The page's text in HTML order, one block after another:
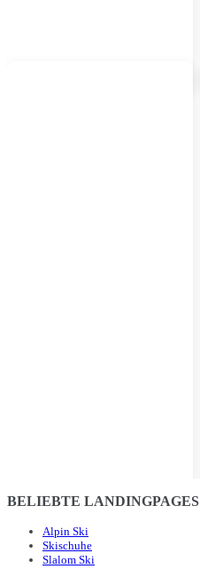
BELIEBTE LANDINGPAGES
Alpin Ski
Skischuhe
Slalom Ski